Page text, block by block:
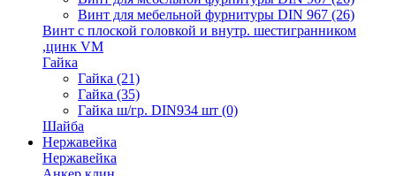
Винт для мебельной фурнитуры DIN 967 (26)
Винт с плоской головкой и внутр. шестигранником
,цинк VM
Гайка
Гайка (21)
Гайка (35)
Гайка ш/гр. DIN934 шт (0)
Шайба
Нержавейка
Нержавейка